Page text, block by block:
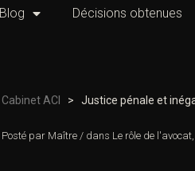
Blog Décisions obtenues
Cabinet ACI > Justice pénale et
Posté par Maître / dans Le rôle de l'avocat,